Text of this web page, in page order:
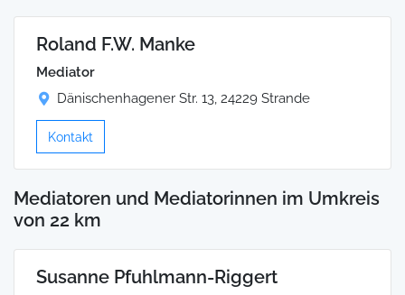
Roland F.W. Manke
Mediator
Dänischenhagener Str. 13, 24229 Strande
Kontakt
Mediatoren und Mediatorinnen im Umkreis
von 22 km
Susanne Pfuhlmann-Riggert